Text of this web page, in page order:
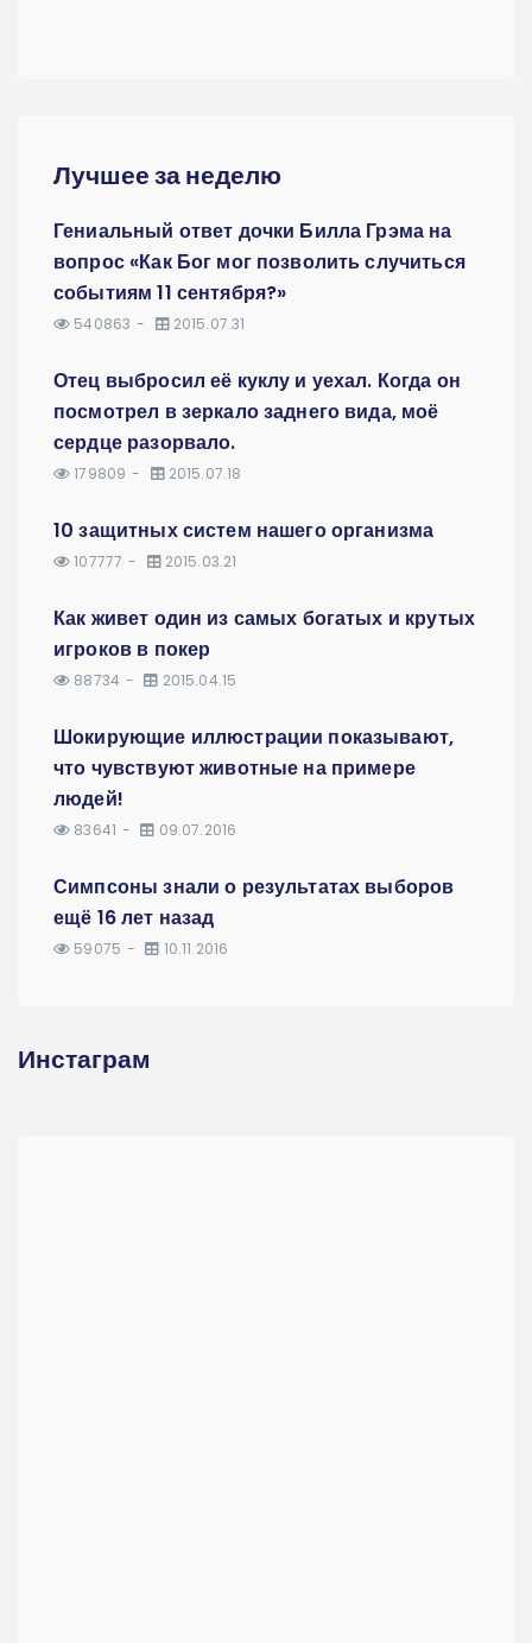
Лучшее за неделю
Гениальный ответ дочки Билла Грэма на
вопрос «Как Бог мог позволить случиться
событиям 11 сентября?»
540863 2015.07.31
Отец выбросил её куклу и уехал. Когда он
посмотрел в зеркало заднего вида, моё
сердце разорвало.
179809 2015.07.18
10 защитных систем нашего организма
107777 2015.03.21
Как живет один из самых богатых и крутых
игроков в покер
88734 2015.04.15
Шокирующие иллюстрации показывают,
что чувствуют животные на примере
людей!
83641 09.07.2016
Симпсоны знали о результатах выборов
ещё 16 лет назад
59075 10.11.2016
Инстаграм